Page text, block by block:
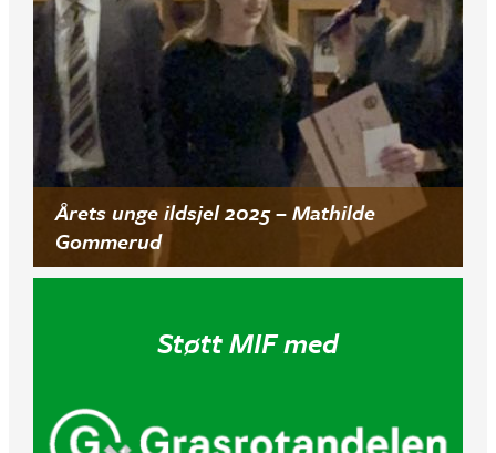
Årets unge ildsjel 2025 – Mathilde
Gommerud
Støtt MIF med